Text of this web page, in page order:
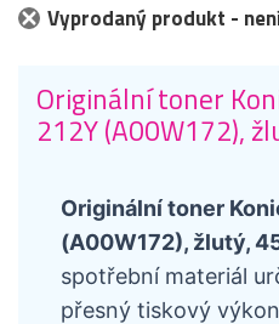
Vyprodaný produkt -
Originální toner
212Y (A00W172),
Originální toner
(A00W172), žlutý,
spotřební materiál
přesný tiskový